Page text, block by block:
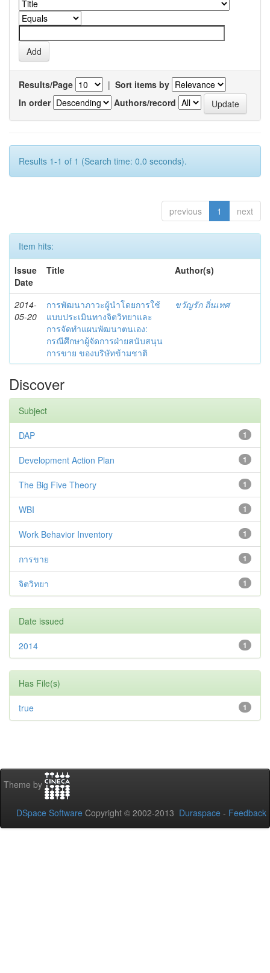
Results/Page | Sort items by
In order
Authors/record
Results 1-1 of 1 (Search time: 0.0 seconds).
previous 1 next
Item hits:
Issue
Date
Title Author(s)
2014-
05-20
การพัฒนาภาวะผู้นำโดยการใช้
แบบประเมินทางจิตวิทยาและ
การจัดทำแผนพัฒนาตนเอง:
กรณีศึกษาผู้จัดการฝ่ายสนับสนุน
การขาย ของบริษัทข้ามชาติ
ขวัญรัก ถิ่นเทศ
Discover
Subject
1
DAP
1
Development Action Plan
1
The Big Five Theory
1
WBI
1
Work Behavior Inventory
1
การขาย
1
จิตวิทยา
Date issued
1
2014
Has File(s)
1
true
Theme by
DSpace Software Copyright © 2002-2013 Duraspace - Feedback